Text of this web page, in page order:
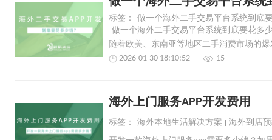
标签：
做一个海外二手交易平台系统到底
做一个海外二手交易平台系统到底要花多
2026-01-30 18:10:52 15
​海外上门服务APP开发费用
标签： 海外本地生活解决方案 海外到店预